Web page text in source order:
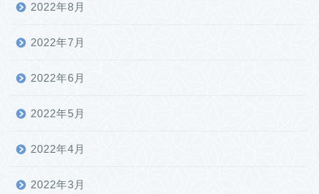
2022年8月
2022年7月
2022年6月
2022年5月
2022年4月
2022年3月